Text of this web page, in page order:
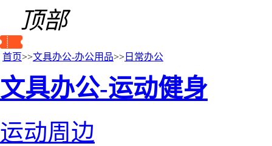
顶部
首页>>文具办公-办公用品>> 日常办公
文具办公-运动健身
运动周边